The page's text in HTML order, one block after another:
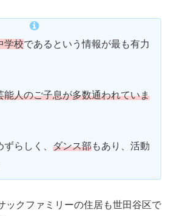
学校であるという情報が最も有力
能人のご子息が多数通われていま
らしく、 ダンス部もあり、活動
ックファミリーの住居も世田谷区で